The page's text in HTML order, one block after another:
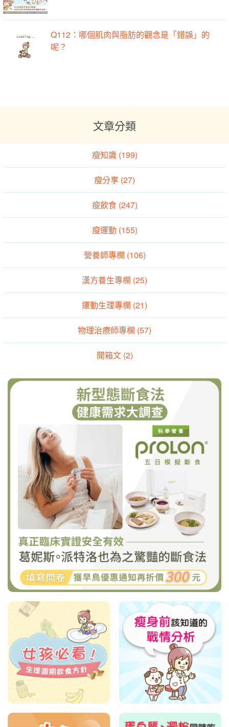
Q112：哪個肌肉與脂肪的觀念是「錯誤」的
呢？
文章分類
瘦知識 (199)
瘦分享 (27)
瘦飲食 (247)
瘦運動 (155)
營養師專欄 (106)
漢方養生專欄 (25)
運動生理專欄 (21)
物理治療師專欄 (57)
開箱文 (2)